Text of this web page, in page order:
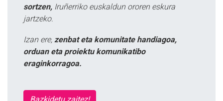
sortzen, Iruñerriko euskaldun ororen eskura
jartzeko.
Izan ere, zenbat eta komunitate handiagoa,
orduan eta proiektu komunikatibo
eraginkorragoa.